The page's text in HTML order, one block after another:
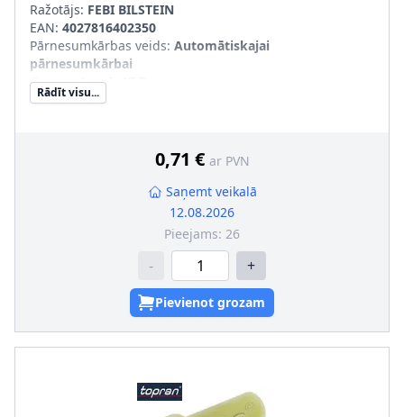
Ražotājs: FEBI BILSTEIN
EAN: 4027816402350
Pārnesumkārbas veids: Automātiskajai
pārnesumkārbai
Garums [mm]
Masa [kg]:0,003
Ārējais diametrs 2 [mm]:12,7
Rādīt visu...
0,71 € ar PVN
Saņemt veikalā
12.08.2026
Pieejams: 26
- +
Pievienot grozam